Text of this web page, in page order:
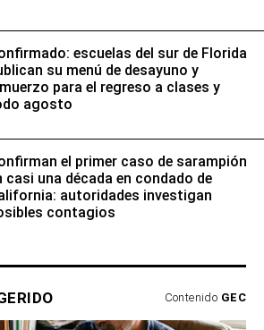
escuelas del sur de Florida
su menú de desayuno y
para el regreso a clases y
agosto
el primer caso de sarampión
casi una década en condado de
autoridades investigan
contagios
Contenido GEC